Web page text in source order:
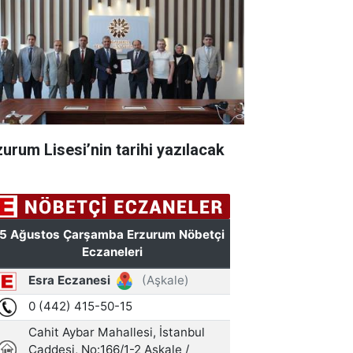
Lisesi’nin tarihi yazılacak